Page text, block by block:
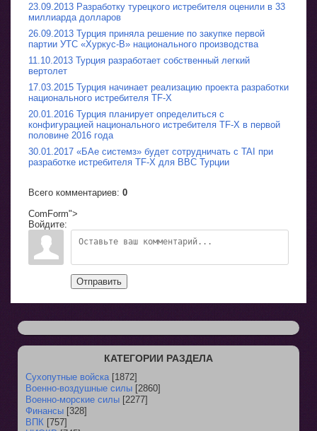
23.09.2013 Разработку турецкого истребителя оценили в 33
миллиарда долларов
26.09.2013 Турция приняла решение по закупке первой
партии УТС «Хуркус-B» национального производства
11.10.2013 Турция разработает собственный легкий
вертолет
17.03.2015 Турция начинает реализацию проекта разработки
национального истребителя TF-X
20.01.2016 Турция планирует определиться с
конфигурацией национального истребителя TF-X в первой
половине 2016 года
30.01.2017 «БАе системз» будет сотрудничать с TAI при
разработке истребителя TF-X для ВВС Турции
Всего комментариев: 0
ComForm">
Войдите:
Отправить
КАТЕГОРИИ РАЗДЕЛА
Сухопутные войска [1872]
Военно-воздушные силы [2860]
Военно-морские силы [2277]
Финансы [328]
ВПК [757]